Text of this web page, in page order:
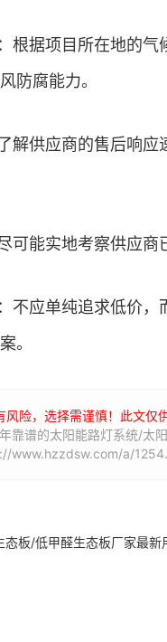
：根据项目所在地的
防腐能力。
解供应商的售后响应
可能实地考察供应商
：不应单纯追求低价
。
风险，选择需谨慎！此文仅
靠谱的太阳能路灯系统/太
www.hzzdsw.com/a/
板/低甲醛生态板厂家最新